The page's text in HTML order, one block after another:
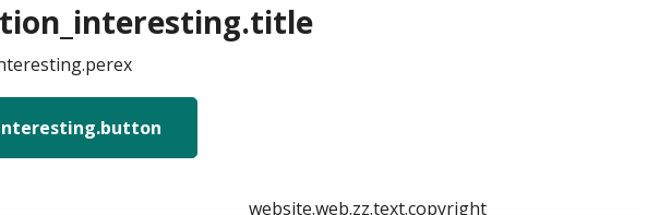
website.web.zz.text.copyright